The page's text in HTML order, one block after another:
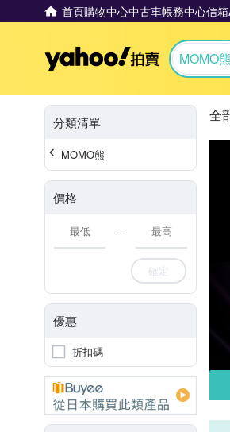
首頁購物中心中古車帳務中心信箱
Yahoo拍賣
MOMO熊
分類清單
MOMO熊
價格
-
確定
優惠
折扣碼